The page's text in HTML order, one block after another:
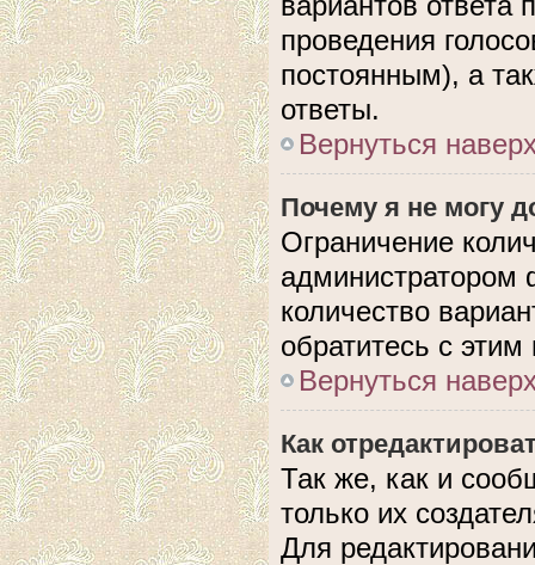
проведения
постоянным), а
ответы.
Вернуться
Почему я не могу
Ограничение
количество
обратитесь с
Вернуться
Как
Так же, как и
только их
Для